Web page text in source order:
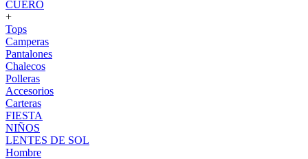
CUERO
+
Tops
Camperas
Pantalones
Chalecos
Polleras
Accesorios
Carteras
FIESTA
NIÑOS
LENTES DE SOL
Hombre